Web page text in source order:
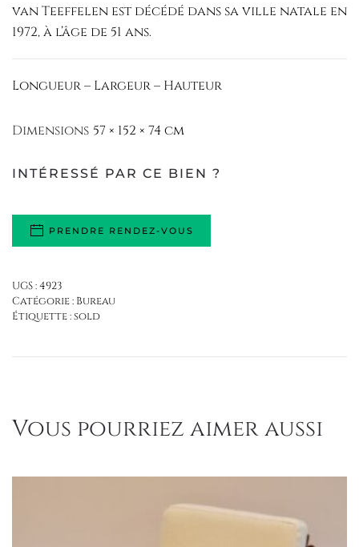
van Teeffelen est décédé dans sa ville natale en
1972, à l’âge de 51 ans.
Longueur – Largeur – Hauteur
Dimensions 57 × 152 × 74 cm
INTÉRESSÉ PAR CE BIEN ?
PRENDRE RENDEZ-VOUS
UGS :4923
Catégorie : Bureau
Étiquette :sold
Vous pourriez aimer aussi